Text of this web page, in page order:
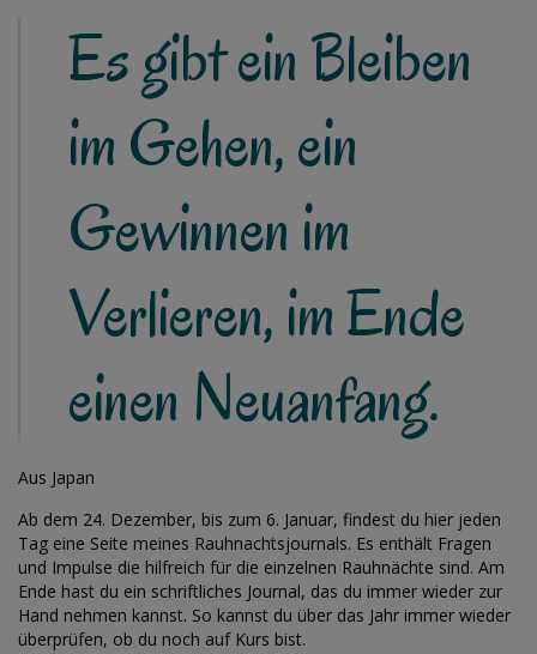
Es gibt ein Bleiben
im Gehen, ein
Gewinnen im
Verlieren, im Ende
einen Neuanfang.
Aus Japan
Ab dem 24. Dezember, bis zum 6. Januar, findest du hier jeden
Tag eine Seite meines Rauhnachtsjournals. Es enthält Fragen
und Impulse die hilfreich für die einzelnen Rauhnächte sind. Am
Ende hast du ein schriftliches Journal, das du immer wieder zur
Hand nehmen kannst. So kannst du über das Jahr immer wieder
überprüfen, ob du noch auf Kurs bist.